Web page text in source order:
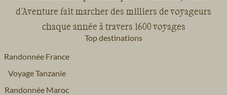
d'Aventure fait marcher des milliers de voyageurs
chaque année à travers 1600 voyages
Top destinations
Randonnée France
Voyage Tanzanie
Randonnée Maroc